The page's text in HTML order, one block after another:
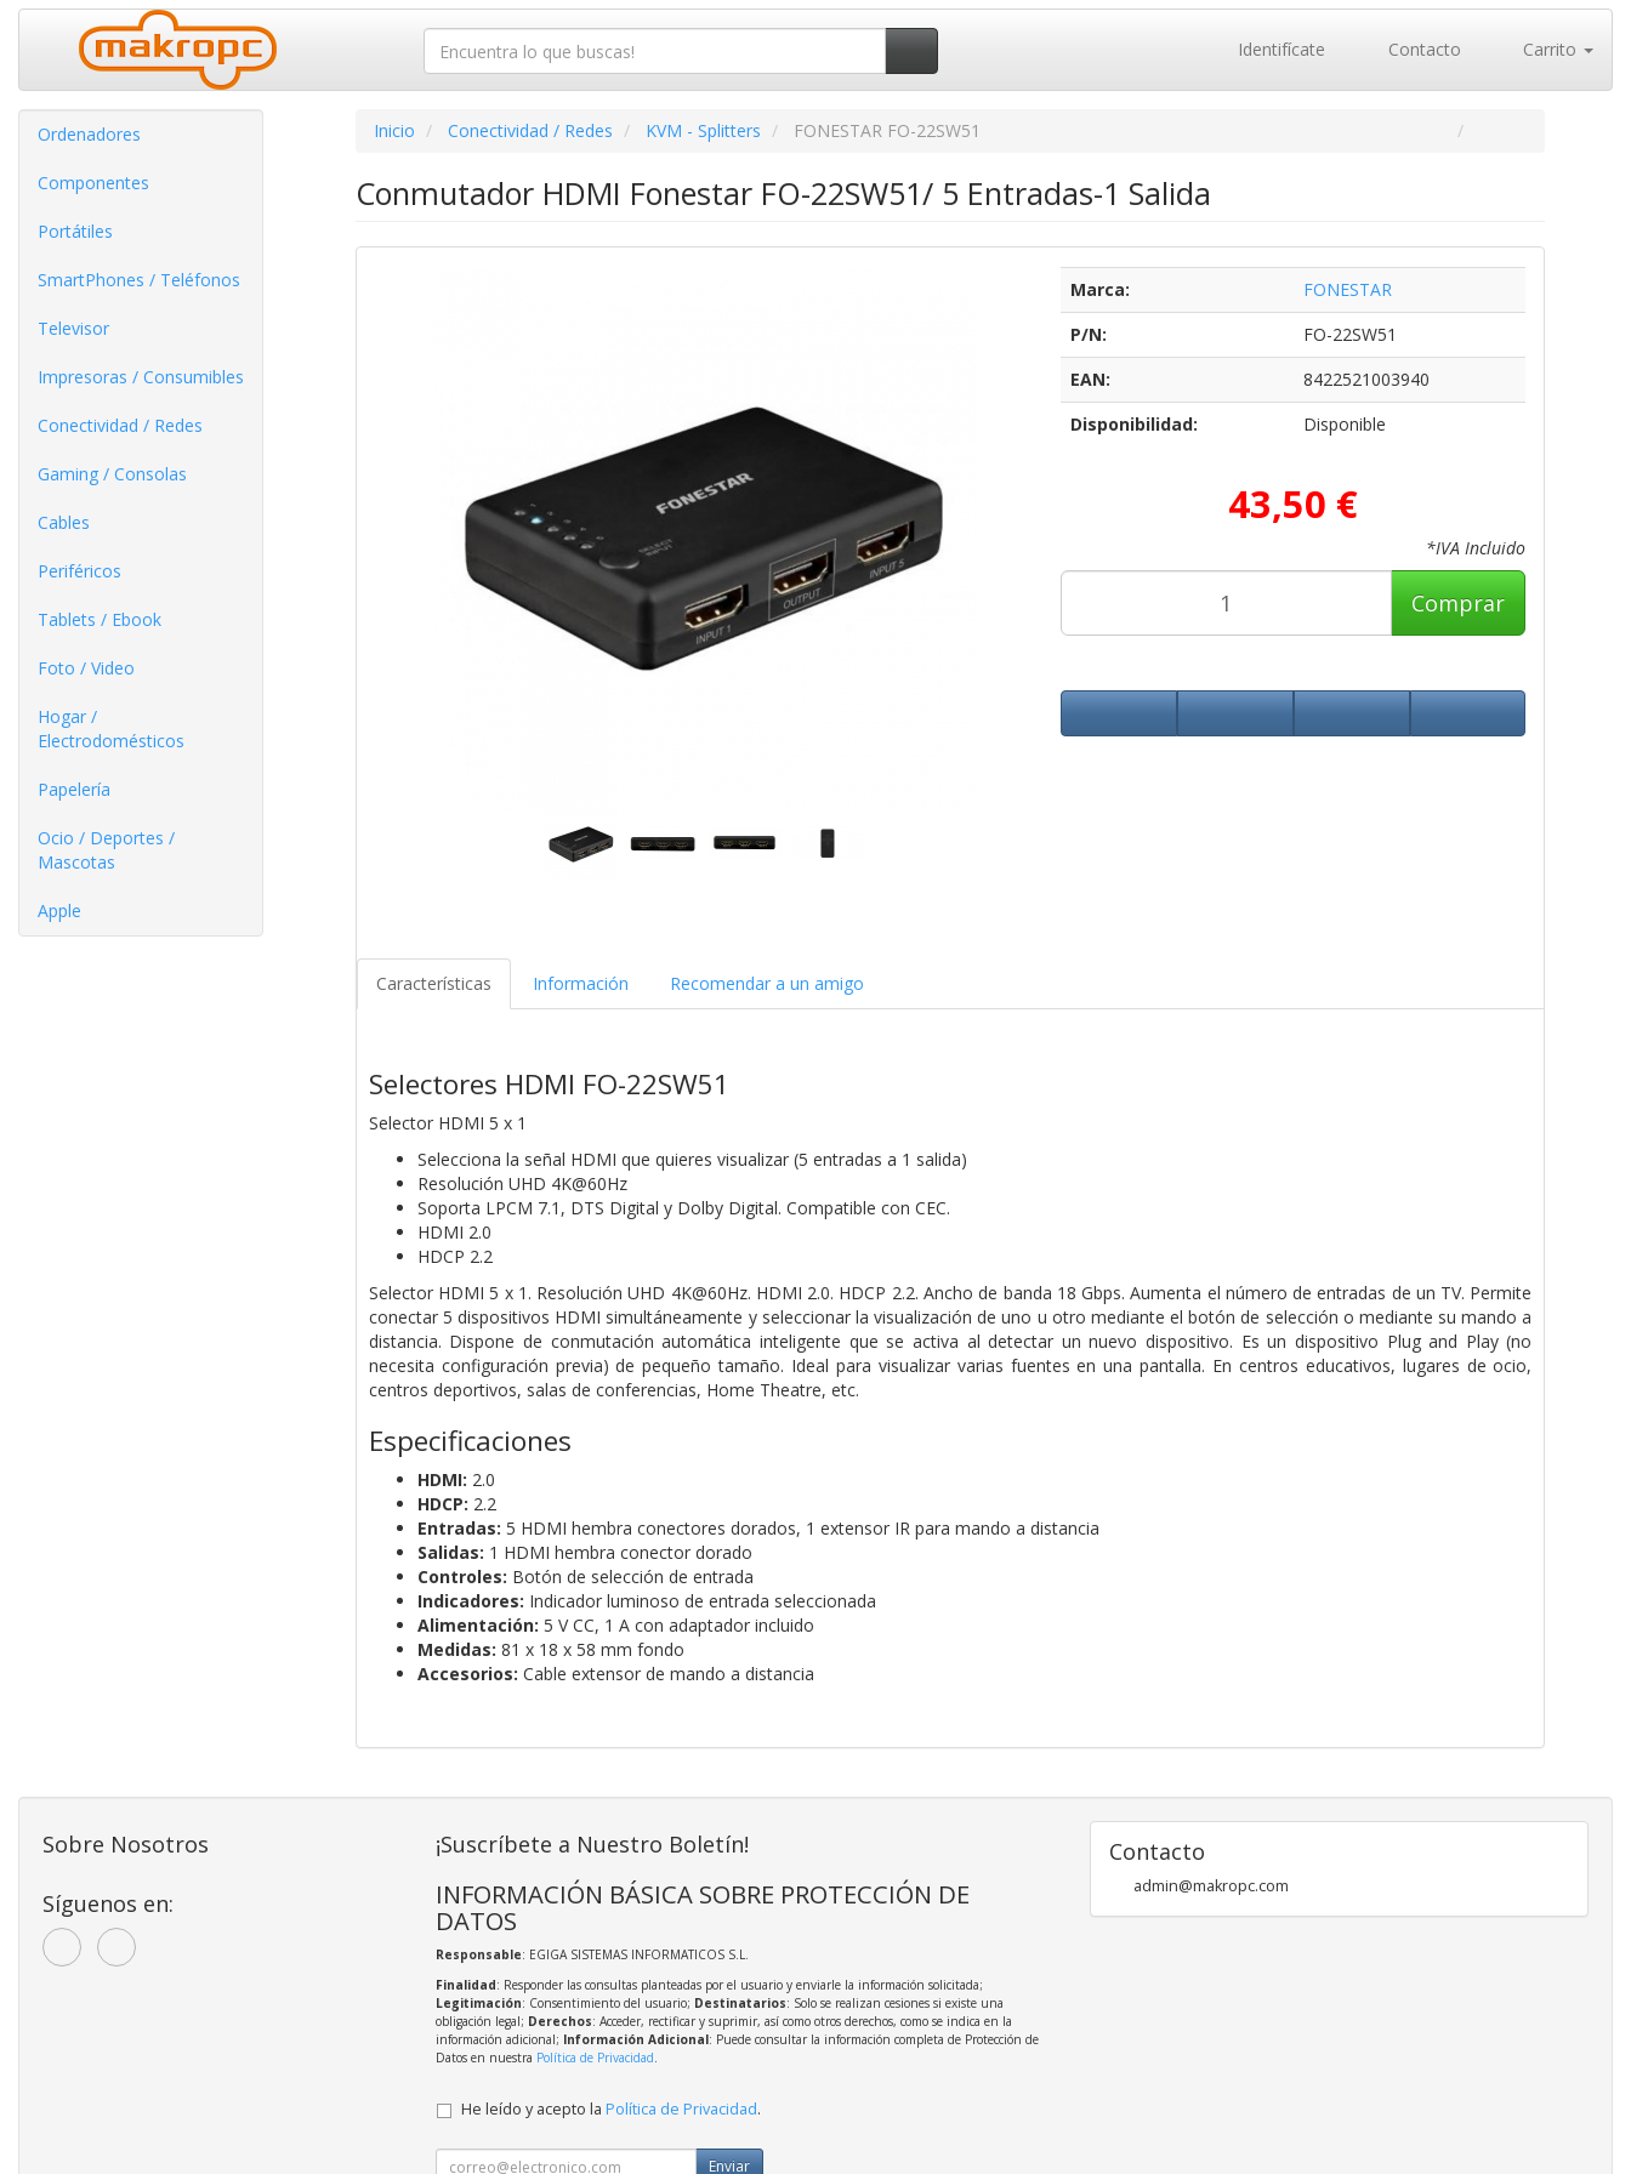
Identifícate Contacto Carrito
Ordenadores
Componentes
Portátiles
SmartPhones / Teléfonos
Televisor
Impresoras / Consumibles
Conectividad / Redes
Gaming / Consolas
Cables
Periféricos
Tablets / Ebook
Foto / Video
Hogar /
Electrodomésticos
Papelería
Ocio / Deportes /
Mascotas
Apple
Inicio Conectividad / Redes KVM - Splitters FONESTAR FO-22SW51
Conmutador HDMI Fonestar FO-22SW51/ 5 Entradas-1 Salida
Marca:
FONESTAR
P/N:
FO-22SW51
EAN:
8422521003940
Disponibilidad:
Disponible
43,50 €
*IVA Incluido
Comprar
Características Información Recomendar a un amigo
Selectores HDMI FO-22SW51
Selector HDMI 5 x 1
Selecciona la señal HDMI que quieres visualizar (5 entradas a 1 salida)
Resolución UHD 4K@60Hz
Soporta LPCM 7.1, DTS Digital y Dolby Digital. Compatible con CEC.
HDMI 2.0
HDCP 2.2
Selector HDMI 5 x 1. Resolución UHD 4K@60Hz. HDMI 2.0. HDCP 2.2. Ancho de banda 18 Gbps. Aumenta el número de entradas de un TV. Permite
conectar 5 dispositivos HDMI simultáneamente y seleccionar la visualización de uno u otro mediante el botón de selección o mediante su mando a
distancia. Dispone de conmutación automática inteligente que se activa al detectar un nuevo dispositivo. Es un dispositivo Plug and Play (no
necesita configuración previa) de pequeño tamaño. Ideal para visualizar varias fuentes en una pantalla. En centros educativos, lugares de ocio,
centros deportivos, salas de conferencias, Home Theatre, etc.
Especificaciones
HDMI: 2.0
HDCP: 2.2
Entradas: 5 HDMI hembra conectores dorados, 1 extensor IR para mando a distancia
Salidas: 1 HDMI hembra conector dorado
Controles: Botón de selección de entrada
Indicadores: Indicador luminoso de entrada seleccionada
Alimentación: 5 V CC, 1 A con adaptador incluido
Medidas: 81 x 18 x 58 mm fondo
Accesorios: Cable extensor de mando a distancia
Sobre Nosotros
Síguenos en:
¡Suscríbete a Nuestro Boletín!
INFORMACIÓN BÁSICA SOBRE PROTECCIÓN DE
DATOS
Responsable: EGIGA SISTEMAS INFORMATICOS S.L.
Finalidad: Responder las consultas planteadas por el usuario y enviarle la información solicitada;
Legitimación: Consentimiento del usuario; Destinatarios: Solo se realizan cesiones si existe una
obligación legal; Derechos: Acceder, rectificar y suprimir, así como otros derechos, como se indica en la
información adicional; Información Adicional: Puede consultar la información completa de Protección de
Datos en nuestra Política de Privacidad.
He leído y acepto la Política de Privacidad.
Enviar
Contacto
admin@makropc.com